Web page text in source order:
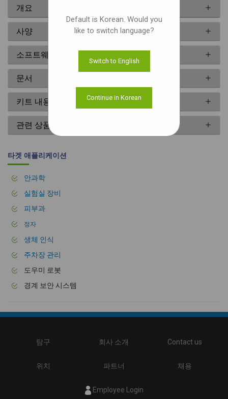
개요
사양
소프트웨어
문서
키트 내용
관련 상품
타겟 애플리케이션
안과학
실험실 장비
피부과
정자
생체 인식
주차장 관리
도우미 로봇
경계 보안 시스템
탐구 회사 소개 Contact us
위치 파트너 채용
Employee Login
Default is Korean. Would you
like to switch language?
Switch to English
Continue in Korean